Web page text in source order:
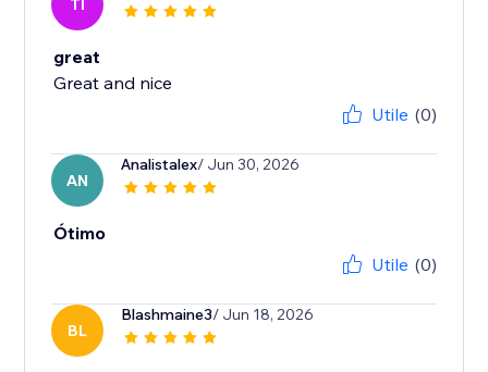
TI
great
Great and nice
Utile (0)
AN
Analistalex/ Jun 30, 2026
Ótimo
Utile (0)
BL
Blashmaine3/ Jun 18, 2026